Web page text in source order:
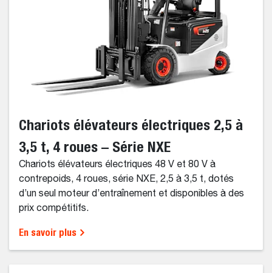
Chariots élévateurs électriques 2,5 à
3,5 t, 4 roues – Série NXE
Chariots élévateurs électriques 48 V et 80 V à
contrepoids, 4 roues, série NXE, 2,5 à 3,5 t, dotés
d’un seul moteur d’entraînement et disponibles à des
prix compétitifs.
En savoir plus